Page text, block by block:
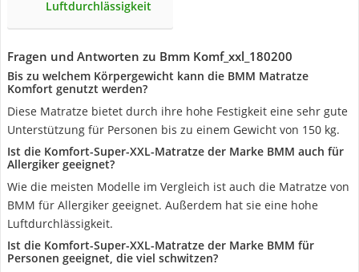
Luftdurchlässigkeit
Fragen und Antworten zu Bmm Komf_xxl_180200
Bis zu welchem Körpergewicht kann die BMM Matratze
Komfort genutzt werden?
Diese Matratze bietet durch ihre hohe Festigkeit eine sehr gute
Unterstützung für Personen bis zu einem Gewicht von 150 kg.
Ist die Komfort-Super-XXL-Matratze der Marke BMM auch für
Allergiker geeignet?
Wie die meisten Modelle im Vergleich ist auch die Matratze von
BMM für Allergiker geeignet. Außerdem hat sie eine hohe
Luftdurchlässigkeit.
Ist die Komfort-Super-XXL-Matratze der Marke BMM für
Personen geeignet, die viel schwitzen?